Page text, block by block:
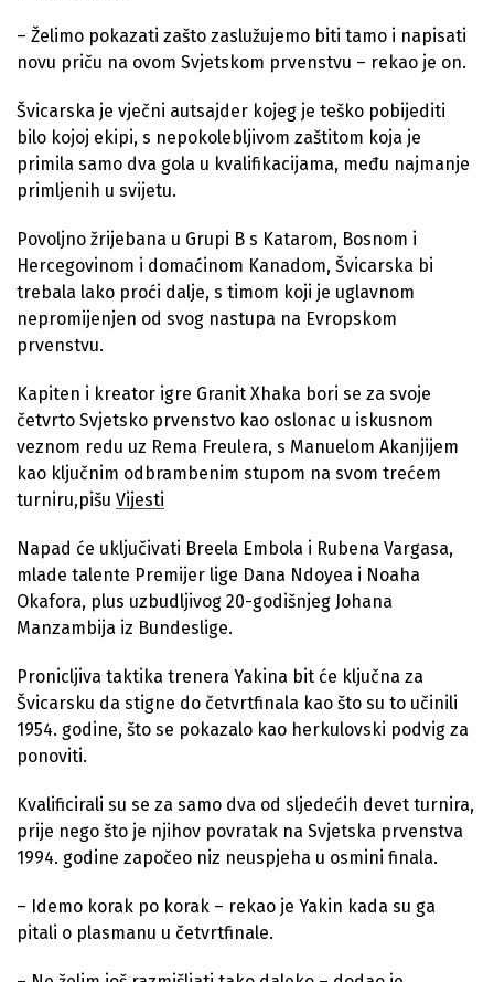
– Želimo pokazati zašto zaslužujemo biti tamo i napisati
novu priču na ovom Svjetskom prvenstvu – rekao je on.
Švicarska je vječni autsajder kojeg je teško pobijediti
bilo kojoj ekipi, s nepokolebljivom zaštitom koja je
primila samo dva gola u kvalifikacijama, među najmanje
primljenih u svijetu.
Povoljno žrijebana u Grupi B s Katarom, Bosnom i
Hercegovinom i domaćinom Kanadom, Švicarska bi
trebala lako proći dalje, s timom koji je uglavnom
nepromijenjen od svog nastupa na Evropskom
prvenstvu.
Kapiten i kreator igre Granit Xhaka bori se za svoje
četvrto Svjetsko prvenstvo kao oslonac u iskusnom
veznom redu uz Rema Freulera, s Manuelom Akanjijem
kao ključnim odbrambenim stupom na svom trećem
turniru,pišu Vijesti
Napad će uključivati ​​Breela Embola i Rubena Vargasa,
mlade talente Premijer lige Dana Ndoyea i Noaha
Okafora, plus uzbudljivog 20-godišnjeg Johana
Manzambija iz Bundeslige.
Pronicljiva taktika trenera Yakina bit će ključna za
Švicarsku da stigne do četvrtfinala kao što su to učinili
1954. godine, što se pokazalo kao herkulovski podvig za
ponoviti.
Kvalificirali su se za samo dva od sljedećih devet turnira,
prije nego što je njihov povratak na Svjetska prvenstva
1994. godine započeo niz neuspjeha u osmini finala.
– Idemo korak po korak – rekao je Yakin kada su ga
pitali o plasmanu u četvrtfinale.